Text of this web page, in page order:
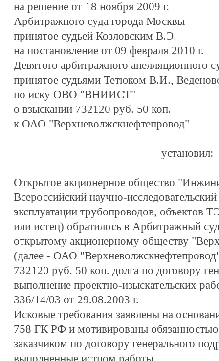
на решение от 18 ноября 2009 г.
Арбитражного суда города Москвы
принятое судьей Козловским В.Э.
на постановление от 09 февраля 2010 г.
Девятого арбитражного апелляционного
принятое судьями Тетюком В.И.,
по иску ОВО "ВНИИСТ"
о взыскании 732120 руб. 50 коп.
к ОАО "Верхневолжскнефтепровод"
установил:
Открытое акционерное общество
Всероссийский научно-
эксплуатации трубопроводов,
или истец) обратилось в Арбитражный
открытому акционерному обществу
(далее - ОАО
732120 руб. 50 коп. долга по договору
выполнение проектно-изыскательских
336/14/03 от 29.08.2003 г.
Исковые требования заявлены на
758 ГК РФ и мотивированы
заказчиком по договору генерального
выполненные истцом работы.